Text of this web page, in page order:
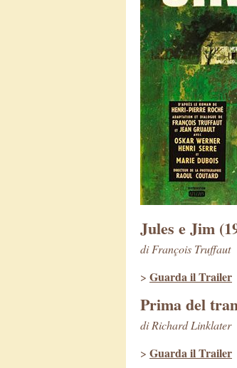
Jules e Jim
di François Truffaut
> Guarda il Trailer
Prima del
di Richard Linklater
> Guarda il Trailer